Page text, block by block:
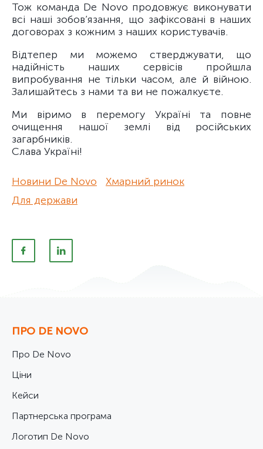
Тож команда De Novo продовжує виконувати
всі наші зобов’язання, що зафіксовані в наших
договорах з кожним з наших користувачів.
Відтепер ми можемо стверджувати, що
надійність наших сервісів пройшла
випробування не тільки часом, але й війною.
Залишайтесь з нами та ви не пожалкуєте.
Ми віримо в перемогу Україні та повне
очищення нашої землі від російських
загарбників.
Слава Україні!
Новини De Novo
Хмарний ринок
Для держави
ПРО DE NOVO
Про De Novo
Ціни
Кейси
Партнерська програма
Логотип De Novo